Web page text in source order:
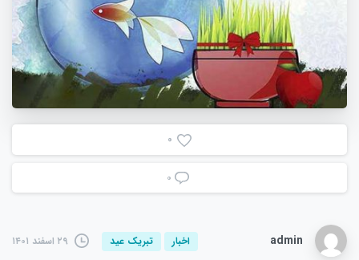
0
۰
admin اخبار تبریک عید ۲۹ اسفند ۱۴۰۱